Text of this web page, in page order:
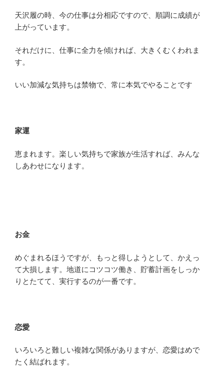
天沢履の時、今の仕事は分相応ですので、順調に成績が
上がっています。
それだけに、仕事に全力を傾ければ、大きくむくわれま
す。
いい加減な気持ちは禁物で、常に本気でやることです
家運
恵まれます。楽しい気持ちで家族が生活すれば、みんな
しあわせになります。
お金
めぐまれるほうですが、もっと得しようとして、かえっ
て大損します。地道にコツコツ働き、貯蓄計画をしっか
りとたてて、実行するのが一番です。
恋愛
いろいろと難しい複雑な関係がありますが、恋愛はめで
たく結ばれます。